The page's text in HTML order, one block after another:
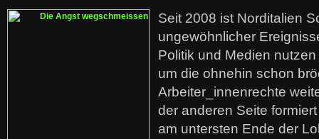
Seit 2008 ist Norditalien
ungewöhnlicher
Politik und Medien
um die ohnehin schon
Arbeiter_innenrechte
der anderen Seite
am untersten Ende der